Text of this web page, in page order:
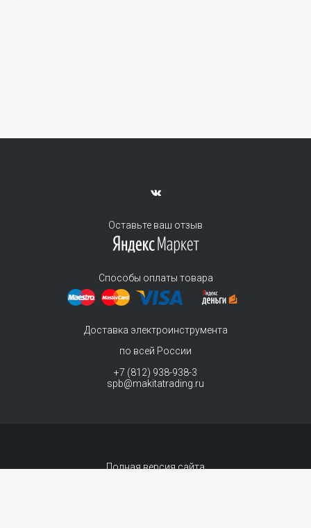
Оставьте ваш отзыв
Способы оплаты товара
Доставка электроинструмента
по всей России
+7 (812) 938-938-3
spb@makitatrading.ru
Полная версия сайта